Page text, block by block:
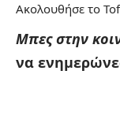
Ακολουθήσε το
Μπες στην
να